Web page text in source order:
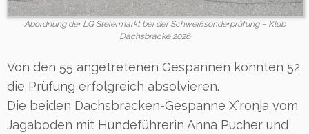
Abordnung der LG Steiermarkt bei der Schweißsonderprüfung – Klub
Dachsbracke 2026
Von den 55 angetretenen Gespannen konnten 52
die Prüfung erfolgreich absolvieren.
Die beiden Dachsbracken-Gespanne X`ronja vom
Jagaboden mit Hundeführerin Anna Pucher und